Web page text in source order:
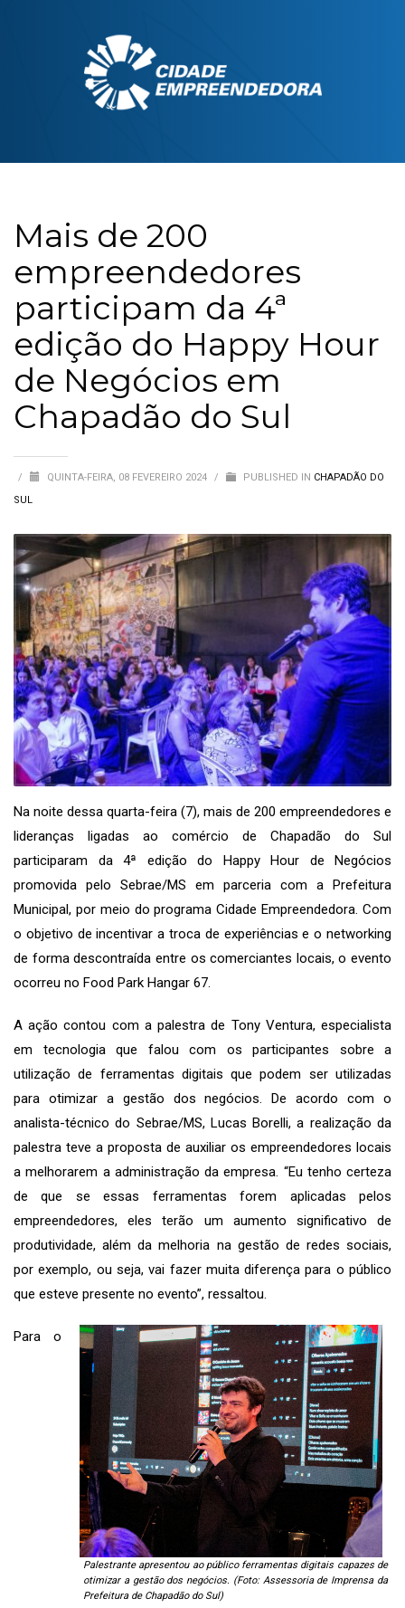
Mais de 200
empreendedores
participam da 4ª
edição do Happy Hour
de Negócios em
Chapadão do Sul
/ QUINTA-FEIRA, 08 FEVEREIRO 2024 / PUBLISHED IN CHAPADÃO DO
SUL
Na noite dessa quarta-feira (7), mais de 200 empreendedores e
lideranças ligadas ao comércio de Chapadão do Sul
participaram da 4ª edição do Happy Hour de Negócios
promovida pelo Sebrae/MS em parceria com a Prefeitura
Municipal, por meio do programa Cidade Empreendedora. Com
o objetivo de incentivar a troca de experiências e o networking
de forma descontraída entre os comerciantes locais, o evento
ocorreu no Food Park Hangar 67.
A ação contou com a palestra de Tony Ventura, especialista
em tecnologia que falou com os participantes sobre a
utilização de ferramentas digitais que podem ser utilizadas
para otimizar a gestão dos negócios. De acordo com o
analista-técnico do Sebrae/MS, Lucas Borelli, a realização da
palestra teve a proposta de auxiliar os empreendedores locais
a melhorarem a administração da empresa. “Eu tenho certeza
de que se essas ferramentas forem aplicadas pelos
empreendedores, eles terão um aumento significativo de
produtividade, além da melhoria na gestão de redes sociais,
por exemplo, ou seja, vai fazer muita diferença para o público
que esteve presente no evento”, ressaltou.
Palestrante apresentou ao público ferramentas digitais capazes de
otimizar a gestão dos negócios. (Foto: Assessoria de Imprensa da
Prefeitura de Chapadão do Sul)
Para o